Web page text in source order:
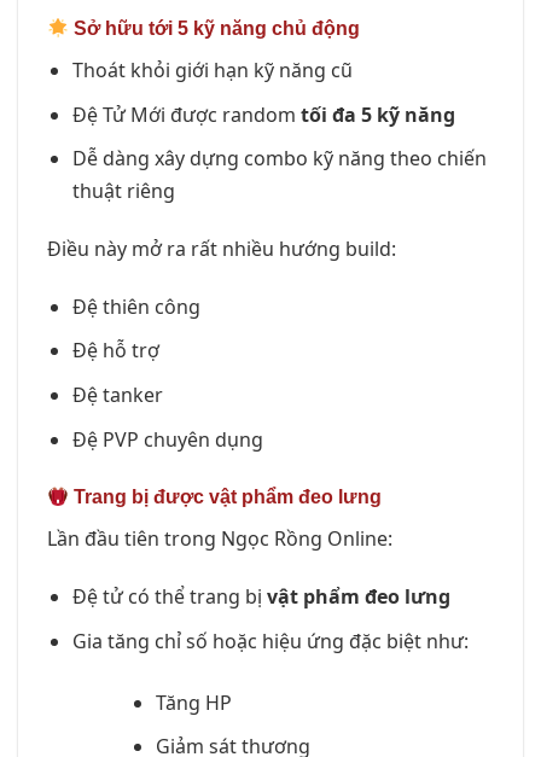
Sở hữu tới 5 kỹ năng chủ động
Thoát khỏi giới hạn kỹ năng cũ
Đệ Tử Mới được random tối đa 5 kỹ năng
Dễ dàng xây dựng combo kỹ năng theo chiến
thuật riêng
Điều này mở ra rất nhiều hướng build:
Đệ thiên công
Đệ hỗ trợ
Đệ tanker
Đệ PVP chuyên dụng
Trang bị được vật phẩm đeo lưng
Lần đầu tiên trong Ngọc Rồng Online:
Đệ tử có thể trang bị vật phẩm đeo lưng
Gia tăng chỉ số hoặc hiệu ứng đặc biệt như:
Tăng HP
Giảm sát thương